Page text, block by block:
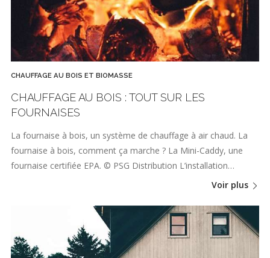
CHAUFFAGE AU BOIS ET BIOMASSE
CHAUFFAGE AU BOIS : TOUT SUR LES
FOURNAISES
La fournaise à bois, un système de chauffage à air chaud. La
fournaise à bois, comment ça marche ? La Mini-Caddy, une
fournaise certifiée EPA. © PSG Distribution L’installation…
Voir plus